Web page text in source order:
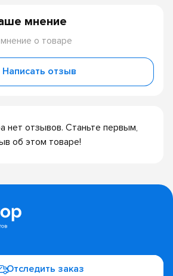
нет отзывов. Станьте первым,
об этом товаре!
мнение
о товаре
Написать отзыв
Отследить заказ